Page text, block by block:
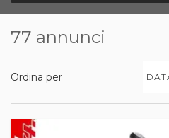
77 annunci
Ordina per